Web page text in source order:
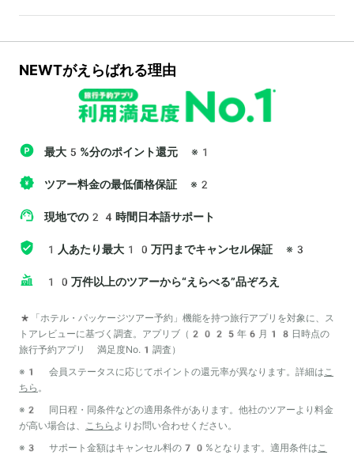
NEWTがえらばれる理由
最大5%分のポイント還元 ※1
ツアー料金の最低価格保証 ※2
現地での24時間日本語サポート
1人あたり最大10万円までキャンセル保証 ※3
10万件以上のツアーから“えらべる”品ぞろえ
*「ホテル・パッケージツアー予約」機能を持つ旅行アプリを対象に、ス
トアレビューに基づく調査。アプリブ（2025年6月18日時点の
旅行予約アプリ 満足度No.1調査）
※1 会員ステータスに応じてポイントの還元率が異なります。詳細はこ
ちら 。
※2 同日程・同条件などの適用条件があります。他社のツアーより料金
が高い場合は、 こちら よりお問い合わせください。
※3 サポート金額はキャンセル料の70%となります。適用条件はこ